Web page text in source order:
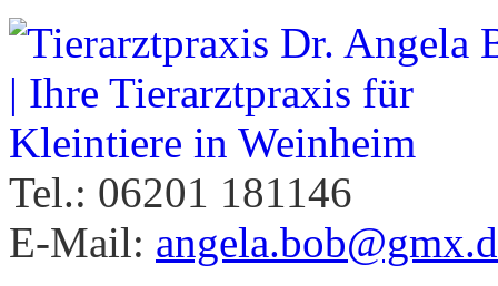
Tel.: 06201 181146
E-Mail: